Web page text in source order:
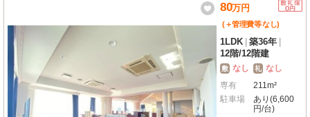
80万円
(＋管理費等なし)
1LDK 築36年
12階/12階建
敷 なし 礼 なし
専有
211m²
駐車場
あり(6,600
円/台)